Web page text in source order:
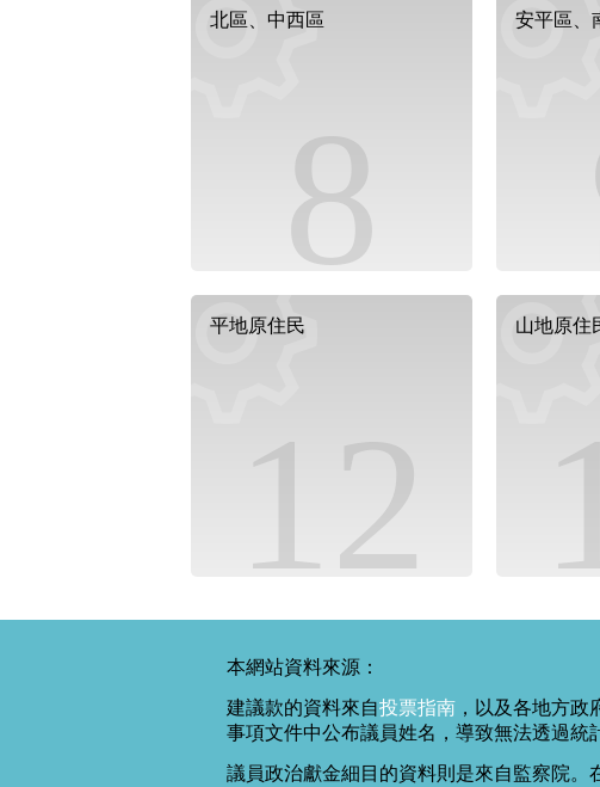
8
北區、中西區 安平區、
12
平地原住民 山地原住
本網站資料來源：
建議款的資料來自投票指南 ，以及各地方
事項文件中公布議員姓名，導致無法透過統
議員政治獻金細目的資料則是來自監察院